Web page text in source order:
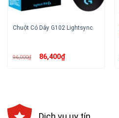
Chuột Có Dây G102 Lightsync
96,000₫ Giá
gốc86,400₫Giá